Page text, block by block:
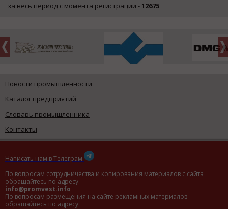
за весь период с момента регистрации -12675
Новости промышленности
Каталог предприятий
Словарь промышленника
Контакты
Написать нам в Телеграм
По вопросам сотрудничества и копирования материалов с сайта
обращайтесь по адресу:
info@promvest.info
По вопросам размещения на сайте рекламных материалов
обращайтесь по адресу: